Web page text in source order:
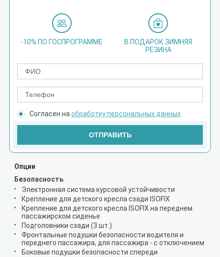
-10% ПО ГОСПРОГРАММЕ
В ПОДАРОК ЗИМНЯЯ
РЕЗИНА
Согласен на обработку персональных данных
ОТПРАВИТЬ
Опции
Безопасность
Электронная система курсовой устойчивости
Крепление для детского кресла сзади ISOFIX
Крепление для детского кресла ISOFIX на переднем
пассажирском сиденье
Подголовники сзади (3 шт.)
Фронтальные подушки безопасности водителя и
переднего пассажира, для пассажира - с отключением
Боковые подушки безопасности спереди